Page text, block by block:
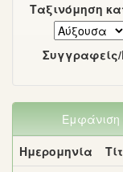
Ταξινόμηση
Ημερομηνία